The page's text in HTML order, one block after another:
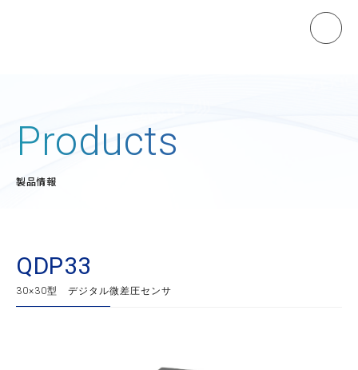
製品情報
マノスタートランスミッタ
Products
製品情報
QDP33
30×30型 デジタル微差圧センサ